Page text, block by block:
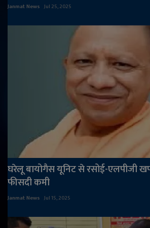
Janmat News Jul 25, 2025
घरेलू बायोगैस यूनिट से रसोई-एलपीजी
फीसदी कमी
Janmat News Jul 15, 2025